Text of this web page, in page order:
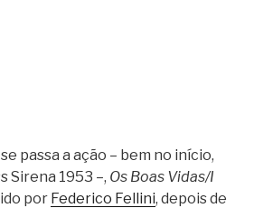
passa a ação – bem no início,
Sirena 1953 –, Os Boas Vidas/I
por Federico Fellini, depois de